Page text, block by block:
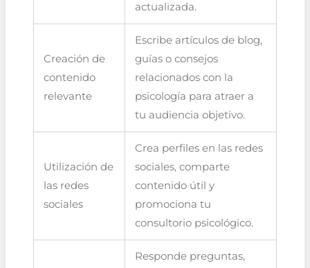
actualizada.
Creación de
contenido
relevante
Escribe artículos de blog,
guías o consejos
relacionados con la
psicología para atraer a
tu audiencia objetivo.
Utilización de
las redes
sociales
Crea perfiles en las redes
sociales, comparte
contenido útil y
promociona tu
consultorio psicológico.
Responde preguntas,